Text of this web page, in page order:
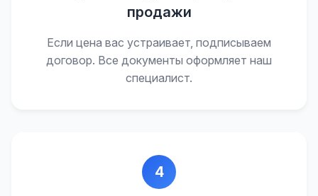
продажи
Если цена вас устраивает, подписываем
договор. Все документы оформляет наш
специалист.
4